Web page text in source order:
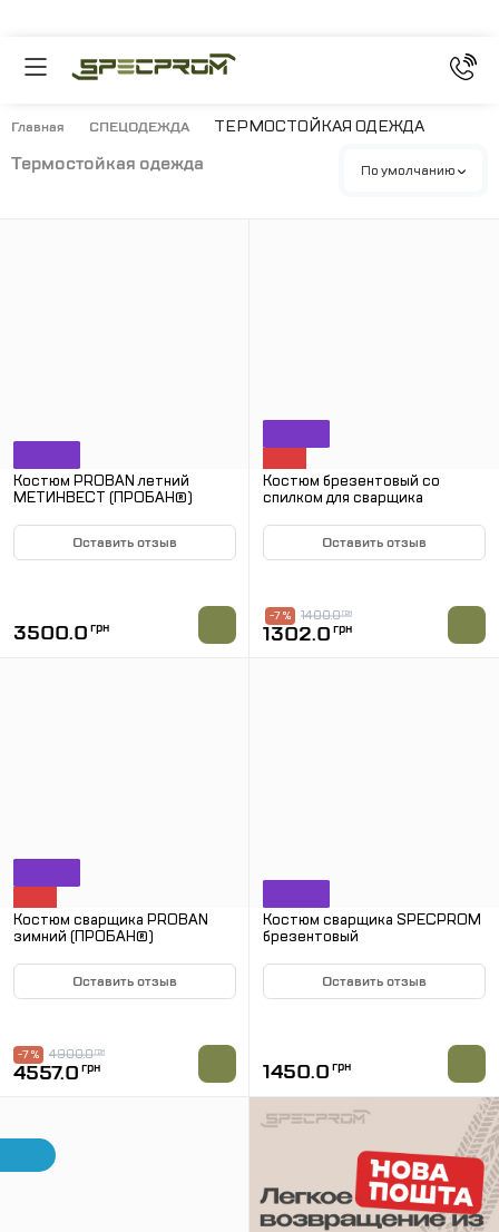
Главная СПЕЦОДЕЖДА ТЕРМОСТОЙКАЯ ОДЕЖДА
термостойкая одежда По умолчанию
Костюм PROBAN летний
МЕТИНВЕСТ (ПРОБАН®)
Оставить отзыв
3500.0 грн
Костюм брезентовый со
спилком для сварщика
Оставить отзыв
1400.0грн
-7 %
1302.0 грн
Костюм сварщика PROBAN
зимний (ПРОБАН®)
Оставить отзыв
4900.0грн
-7 %
4557.0 грн
Костюм сварщика SPECPROM
брезентовый
Оставить отзыв
1450.0 грн